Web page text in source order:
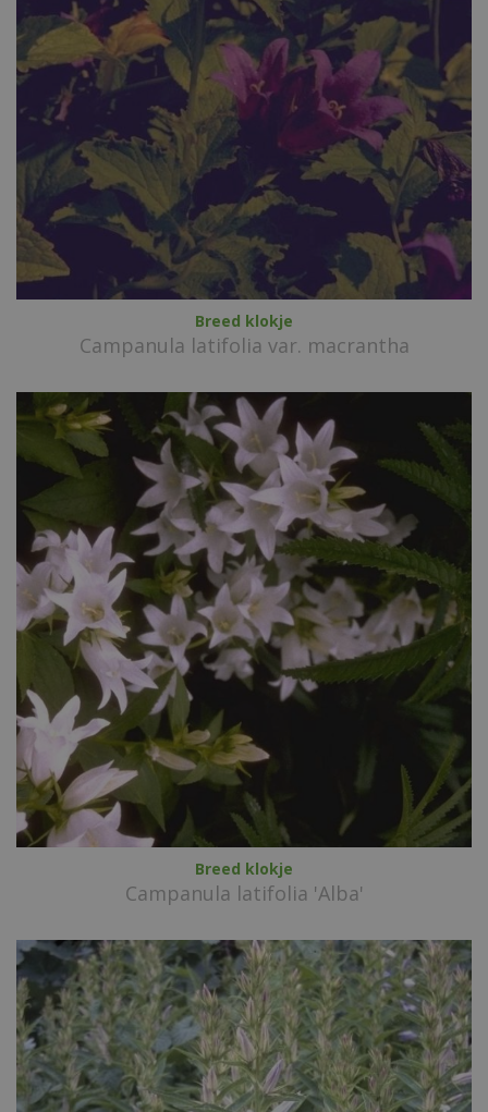
Breed klokje
Campanula latifolia var. macrantha
Breed klokje
Campanula latifolia 'Alba'